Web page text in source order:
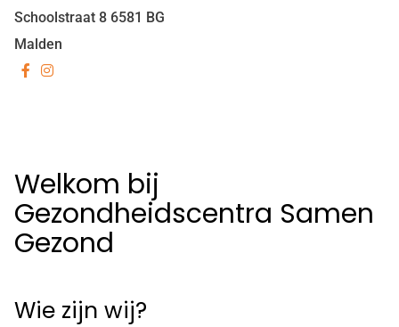
Schoolstraat 8 6581 BG
Malden
BezoekBezoek
Welkom bij
Gezondheidscentra Samen
Gezond
Wie zijn wij?